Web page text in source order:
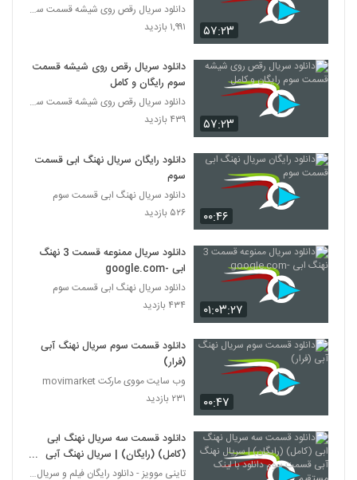
۵۷:۲۳
دانلود سریال رقص روی شیشه قسمت سوم
۱,۹۹۱ بازدید
۵۷:۲۳
دانلود سریال رقص روی شیشه قسمت
سوم رایگان و کامل
دانلود سریال رقص روی شیشه قسمت سوم
۴۳۹ بازدید
۰۰:۴۶
دانلود رایگان سریال نهنگ ابی قسمت
سوم
دانلود سریال نهنگ ابی قسمت سوم
۵۲۶ بازدید
۰۱:۰۳:۲۷
دانلود سریال ممنوعه قسمت 3 نهنگ
ابی -google.com
دانلود سریال نهنگ ابی قسمت سوم
۴۳۴ بازدید
۰۰:۴۷
دانلود قسمت سوم سریال نهنگ آبی
(فرار)
وب سایت مووی مارکت movimarket
۲۳۱ بازدید
دانلود قسمت سه سريال نهنگ ابی
(کامل) (رايگان) | سريال نهنگ آبی
قسمت سوم دانلود با لينک مستقيم تاینی موویز - دانلود رایگان فیلم و سریال ایرانی جد